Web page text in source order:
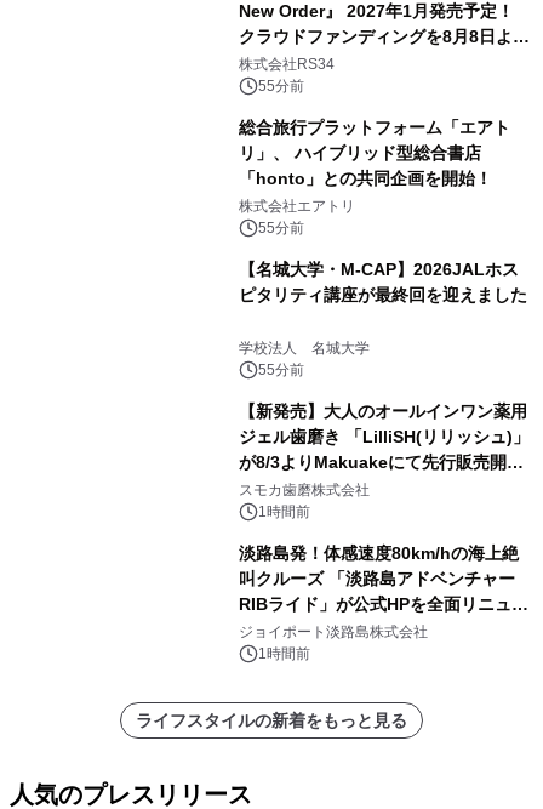
New Order』 2027年1月発売予定！
クラウドファンディングを8月8日より
開始
株式会社RS34
55分前
総合旅行プラットフォーム「エアト
リ」、 ハイブリッド型総合書店
「honto」との共同企画を開始！
株式会社エアトリ
55分前
【名城大学・M-CAP】2026JALホス
ピタリティ講座が最終回を迎えました
学校法人 名城大学
55分前
【新発売】大人のオールインワン薬用
ジェル歯磨き 「LilliSH(リリッシュ)」
が8/3よりMakuakeにて先行販売開
始！
スモカ歯磨株式会社
1時間前
淡路島発！体感速度80km/hの海上絶
叫クルーズ 「淡路島アドベンチャー
RIBライド」が公式HPを全面リニュー
アル！ ～スマホで即予約完了の「スマ
ート設計」へ刷新～
ジョイポート淡路島株式会社
1時間前
ライフスタイルの新着をもっと見る
人気のプレスリリース